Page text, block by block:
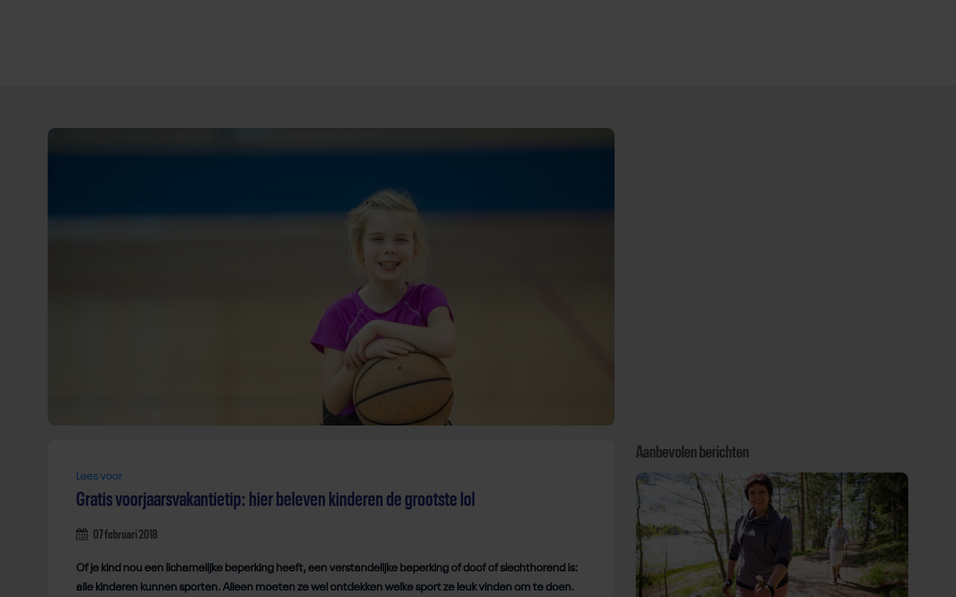
Lees voor
Gratis voorjaarsvakantietip: hier beleven kinderen de grootste lol
07 februari 2018
Of je kind nou een lichamelijke beperking heeft, een verstandelijke beperking of doof of slechthorend is:
alle kinderen kunnen sporten. Alleen moeten ze wel ontdekken welke sport ze leuk vinden om te doen.
Aanbevolen berichten